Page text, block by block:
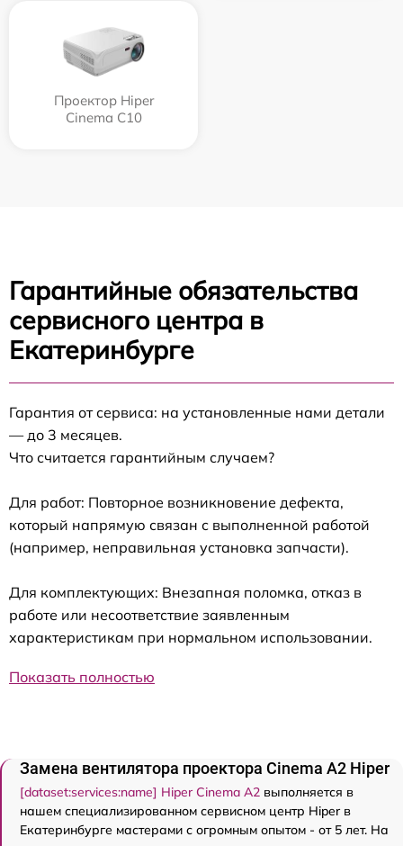
Проектор Hiper
Cinema C10
Гарантийные обязательства
сервисного центра в
Екатеринбурге
Гарантия от сервиса: на установленные нами детали
— до 3 месяцев.
Что считается гарантийным случаем?
Для работ: Повторное возникновение дефекта,
который напрямую связан с выполненной работой
(например, неправильная установка запчасти).
Для комплектующих: Внезапная поломка, отказ в
работе или несоответствие заявленным
характеристикам при нормальном использовании.
Показать полностью
Замена вентилятора проектора Cinema A2 Hiper
[dataset:services:name] Hiper Cinema A2 выполняется в
нашем специализированном сервисном центр Hiper в
Екатеринбурге мастерами с огромным опытом - от 5 лет. На